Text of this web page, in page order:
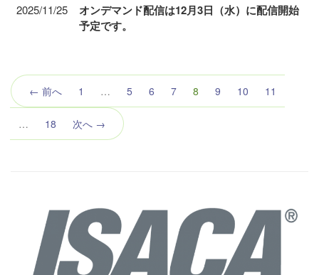
2025/11/25
オンデマンド配信は12月3日（水）に配信開始
予定です。
← 前へ 1 … 5 6 7 8 （こ
の
9 10 11
… 18 次へ →